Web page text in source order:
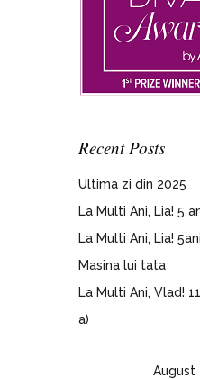
Recent Posts
Ultima zi din 2025
La Multi Ani, Lia! 5
La Multi Ani, Lia!
Masina lui tata
La Multi Ani, Vlad!
a)
August